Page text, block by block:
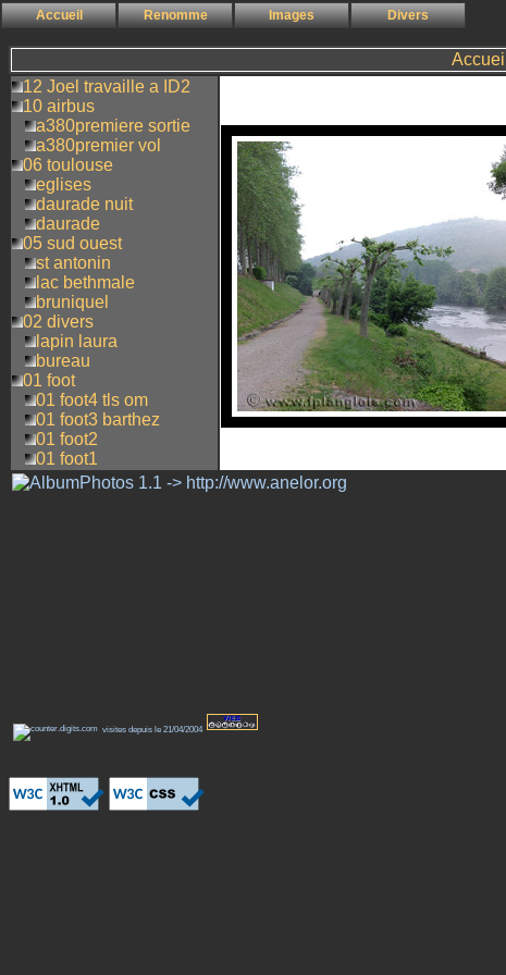
Accueil Renomme Images Divers
Accueil
12 Joel travaille a ID2
10 airbus
a380premiere sortie
a380premier vol
06 toulouse
eglises
daurade nuit
daurade
05 sud ouest
st antonin
lac bethmale
bruniquel
02 divers
lapin laura
bureau
01 foot
01 foot4 tls om
01 foot3 barthez
01 foot2
01 foot1
visites depuis le 21/04/2004